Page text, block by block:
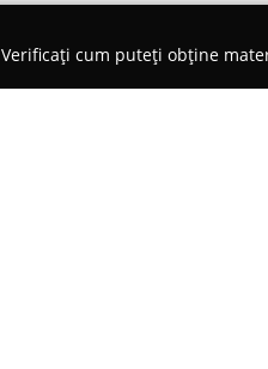
Verificați cum puteți obține